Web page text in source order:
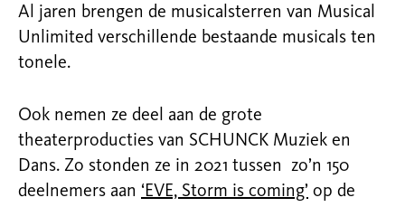
Al jaren brengen de musicalsterren van Musical
Unlimited verschillende bestaande musicals ten
tonele.
Ook nemen ze deel aan de grote
theaterproducties van SCHUNCK Muziek en
Dans. Zo stonden ze in 2021 tussen zo’n 150
deelnemers aan ‘EVE, Storm is coming’ op de